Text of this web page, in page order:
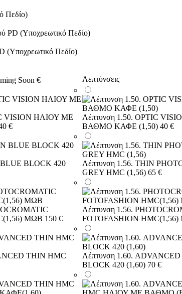
Πεδίο)
PD (Υποχρεωτικό Πεδίο)
(Υποχρεωτικό Πεδίο)
Soon € Λεπτύνσεις
VISION ΗΛΙΟΥ ΜΕ
€
Λέπτυνση 1.50. OPTIC
ΒΑΘΜΟ ΚΑΦΕ (1,50) 40 €
BLOCK 420
Λέπτυνση 1.56. THIN
GREY HMC (1,56) 65 €
ΜΩΒ 150 €
Λέπτυνση 1.56.
FOTOFASHION
THIN HMC
Λέπτυνση 1.60.
BLOCK 420 (1,60) 70 €